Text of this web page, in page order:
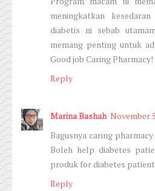
meningkatkan
diabetis ni sebab
memang penting untuk
Good job Caring Pharmacy!
Reply
Marina Bashah November
Bagusnya caring
Boleh help diabetes
produk for diabetes patient
Reply